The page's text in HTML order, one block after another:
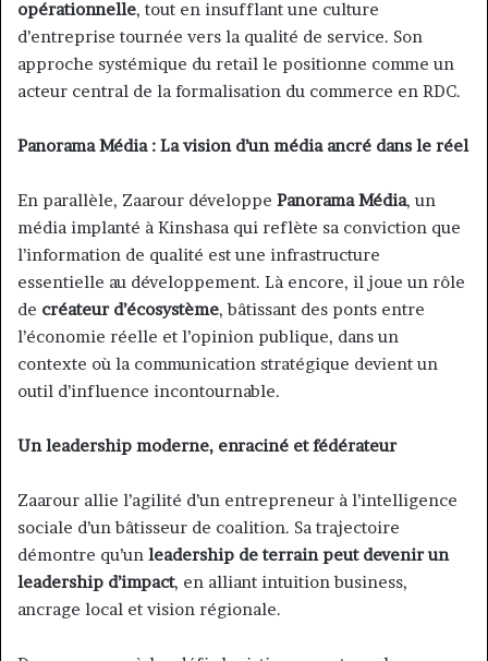
opérationnelle, tout en insufflant une culture
d’entreprise tournée vers la qualité de service. Son
approche systémique du retail le positionne comme un
acteur central de la formalisation du commerce en RDC.
Panorama Média : La vision d’un média ancré dans le réel
En parallèle, Zaarour développe Panorama Média, un
média implanté à Kinshasa qui reflète sa conviction que
l’information de qualité est une infrastructure
essentielle au développement. Là encore, il joue un rôle
de créateur d’écosystème, bâtissant des ponts entre
l’économie réelle et l’opinion publique, dans un
contexte où la communication stratégique devient un
outil d’influence incontournable.
Un leadership moderne, enraciné et fédérateur
Zaarour allie l’agilité d’un entrepreneur à l’intelligence
sociale d’un bâtisseur de coalition. Sa trajectoire
démontre qu’un leadership de terrain peut devenir un
leadership d’impact, en alliant intuition business,
ancrage local et vision régionale.